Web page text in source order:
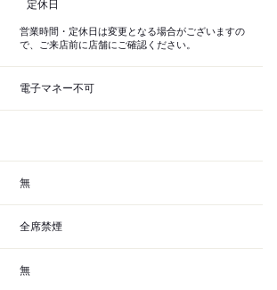
定休日
営業時間・定休日は変更となる場合がございますの
で、ご来店前に店舗にご確認ください。
電子マネー不可
無
全席禁煙
無